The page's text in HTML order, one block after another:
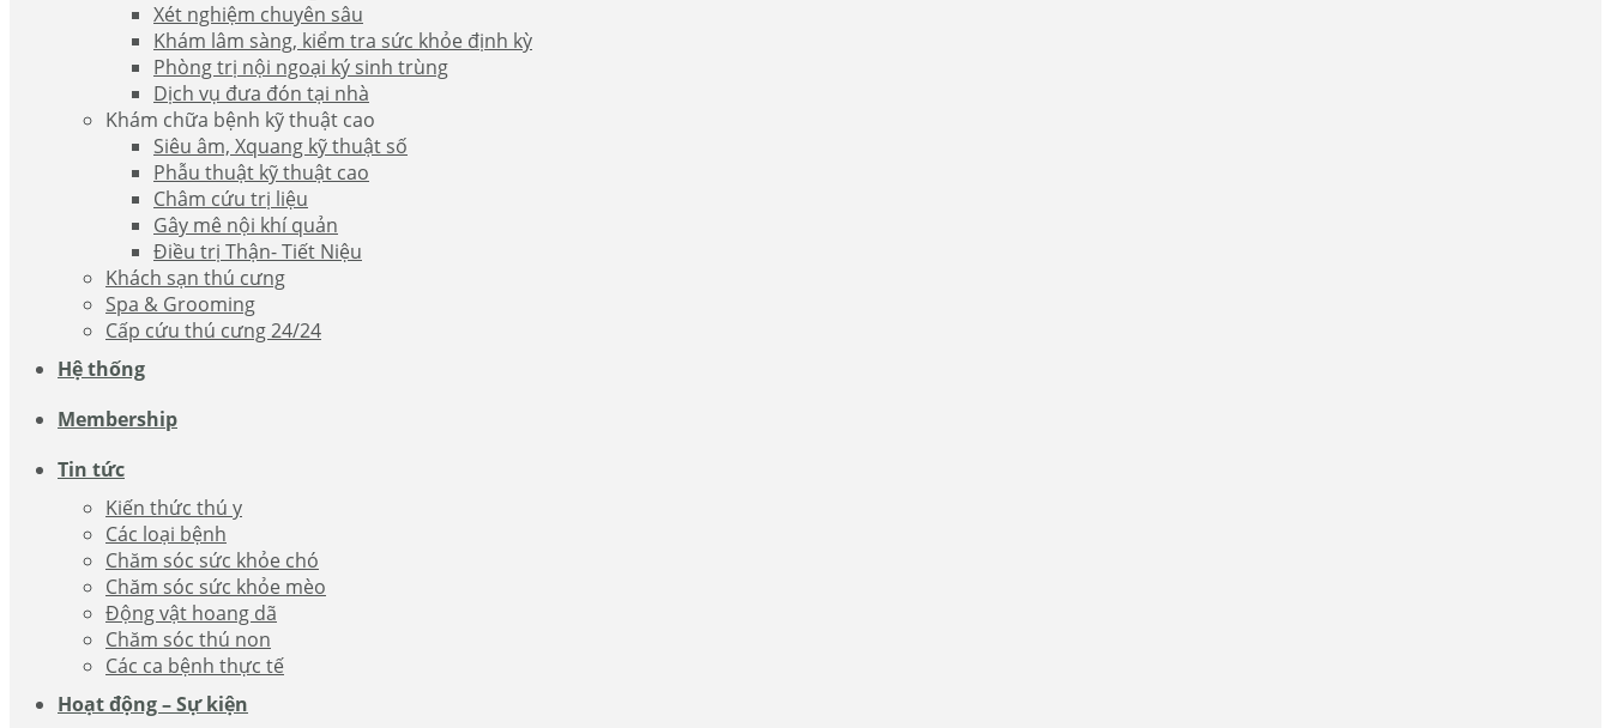
Xét nghiệm chuyên sâu
Khám lâm sàng, kiểm tra sức khỏe định kỳ
Phòng trị nội ngoại ký sinh trùng
Dịch vụ đưa đón tại nhà
Khám chữa bệnh kỹ thuật cao
Siêu âm, Xquang kỹ thuật số
Phẫu thuật kỹ thuật cao
Châm cứu trị liệu
Gây mê nội khí quản
Điều trị Thận- Tiết Niệu
Khách sạn thú cưng
Spa & Grooming
Cấp cứu thú cưng 24/24
Hệ thống
Membership
Tin tức
Kiến thức thú y
Các loại bệnh
Chăm sóc sức khỏe chó
Chăm sóc sức khỏe mèo
Động vật hoang dã
Chăm sóc thú non
Các ca bệnh thực tế
Hoạt động – Sự kiện